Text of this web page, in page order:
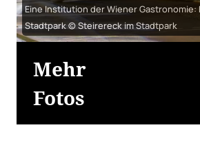
Eine Institution der Wiener Gastronomie:
Stadtpark © Steirereck im Stadtpark
Mehr
Fotos